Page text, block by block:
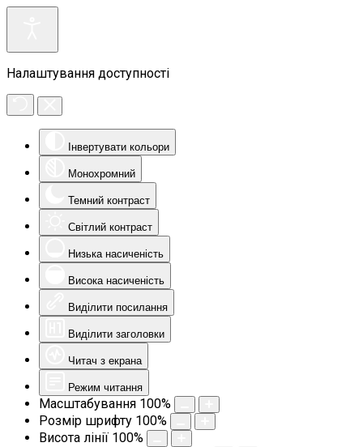
Налаштування доступності
Інвертувати кольори
Монохромний
Темний контраст
Світлий контраст
Низька насиченість
Висока насиченість
Виділити посилання
Виділити заголовки
Читач з екрана
Режим читання
Масштабування 100%
Розмір шрифту 100%
Висота лінії 100%